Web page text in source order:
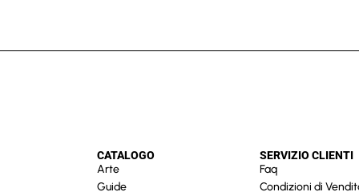
CATALOGO
Arte
Guide
SERVIZIO CLIENTI
Faq
Condizioni di